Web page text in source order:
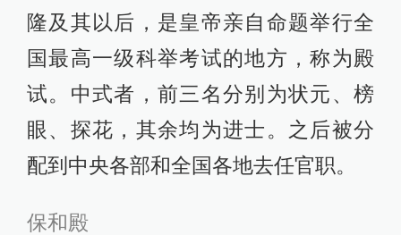
隆及其以后，是皇帝亲自命题举行全
国最高一级科举考试的地方，称为殿
试。中式者，前三名分别为状元、榜
眼、探花，其余均为进士。之后被分
配到中央各部和全国各地去任官职。
保和殿